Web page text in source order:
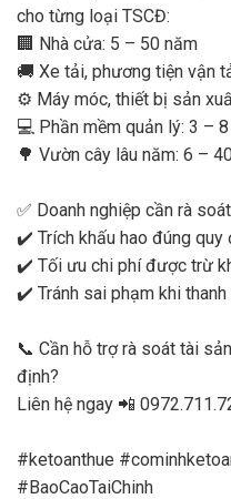
cho từng loại TSCĐ:
🏢 Nhà cửa: 5 – 50 năm
🚚 Xe tải, phương tiện vận
⚙️ Máy móc, thiết bị sản
💻 Phần mềm quản lý: 3 –
🌳 Vườn cây lâu năm: 6 –
✅ Doanh nghiệp cần rà
✔️ Trích khấu hao đúng quy
✔️ Tối ưu chi phí được trừ
✔️ Tránh sai phạm khi thanh
📞 Cần hỗ trợ rà soát tài
định?
Liên hệ ngay 📲
#ketoanthue
#BaoCaoTaiChinh